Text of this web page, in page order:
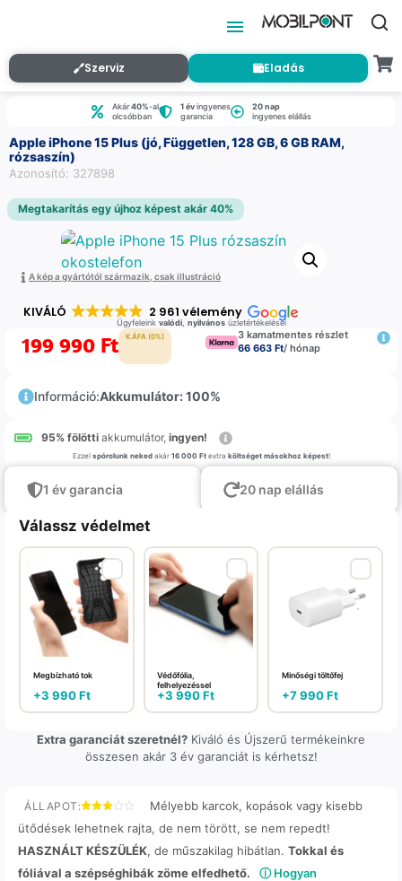
Szerviz Eladás
Akár40%-al
olcsóbban
1 évingyenes
garancia
20 nap
ingyenes elállás
Apple iPhone 15 Plus (jó, Független, 128 GB, 6 GB RAM,
rózsaszín)
Azonosító: 327898
Megtakarítás egy újhoz képest akár 40%
A kép a gyártótól származik, csak illustráció
KIVÁLÓ 2 961 vélemény
Ügyfeleink valódi, nyilvánosüzletértékelései
199 990 Ft K.ÁFA (0%)
3 kamatmentes részlet
66 663 Ft/ hónap
Információ:Akkumulátor: 100%
95% fölötti akkumulátor, ingyen!
Ezzel spórolunk nekedakár 16 000 Ftextra költséget másokhoz képest!
1 év garancia 20 nap elállás
Válassz védelmet
Megbízható tok
+3 990Ft
Védőfólia,
felhelyezéssel
+3 990Ft
Minőségi töltőfej
+7 990Ft
Extra garanciát szeretnél? Kiváló és Újszerű termékeinkre
összesen akár 3 év garanciát is kérhetsz!
ÁLLAPOT:
Mélyebb karcok, kopások vagy kisebb
ütődések lehetnek rajta, de nem törött, se nem repedt!
HASZNÁLT KÉSZÜLÉK, de műszakilag hibátlan. Tokkal és
fóliával a szépséghibák zöme elfedhető.
ⓘ Hogyan